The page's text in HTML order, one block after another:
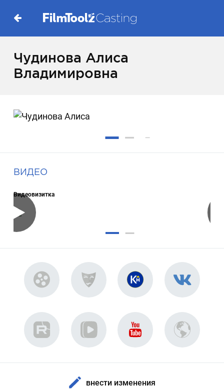
Чудинова Алиса
Владимировна
ВИДЕО
Видеовизитка
внести изменения